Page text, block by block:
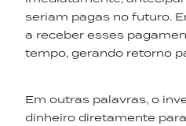
seriam pagas no futuro.
a receber esses
tempo, gerando retorno
Em outras palavras, o
dinheiro diretamente